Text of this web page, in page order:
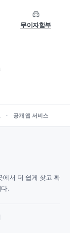
무이자할부
공개 앱 서비스
에서 더 쉽게 찾고 확
.